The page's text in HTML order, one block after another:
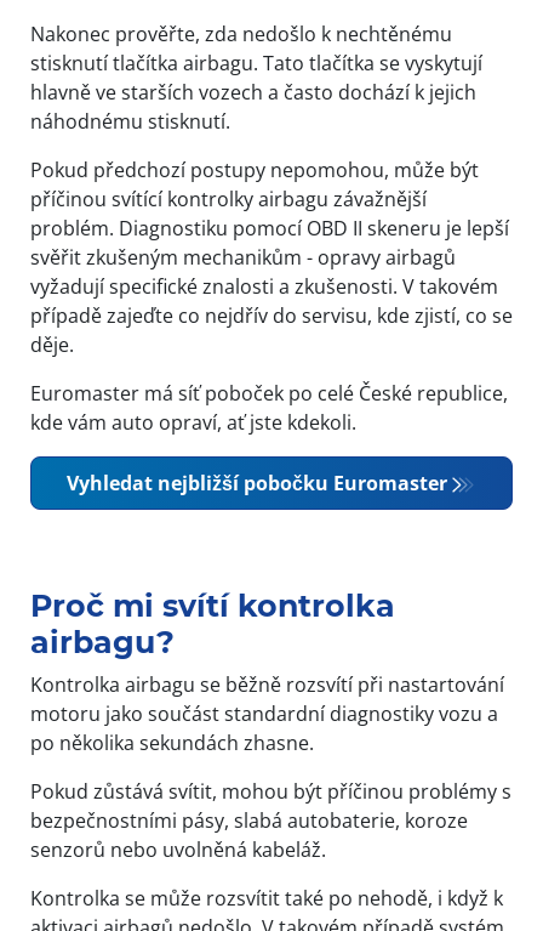
Nakonec prověřte, zda nedošlo k nechtěnému
stisknutí tlačítka airbagu. Tato tlačítka se vyskytují
hlavně ve starších vozech a často dochází k jejich
náhodnému stisknutí.
Pokud předchozí postupy nepomohou, může být
příčinou svítící kontrolky airbagu závažnější
problém. Diagnostiku pomocí OBD II skeneru je lepší
svěřit zkušeným mechanikům - opravy airbagů
vyžadují specifické znalosti a zkušenosti. V takovém
případě zajeďte co nejdřív do servisu, kde zjistí, co se
děje.
Euromaster má síť poboček po celé České republice,
kde vám auto opraví, ať jste kdekoli.
Vyhledat nejbližší pobočku Euromaster
Proč mi svítí kontrolka
airbagu?
Kontrolka airbagu se běžně rozsvítí při nastartování
motoru jako součást standardní diagnostiky vozu a
po několika sekundách zhasne.
Pokud zůstává svítit, mohou být příčinou problémy s
bezpečnostními pásy, slabá autobaterie, koroze
senzorů nebo uvolněná kabeláž.
Kontrolka se může rozsvítit také po nehodě, i když k